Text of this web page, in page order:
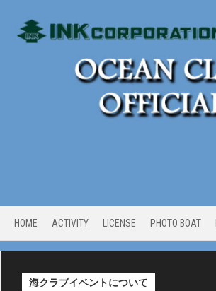
content
HOME ACTIVITY LICENSE PHOTO BOAT
海クラブイベントについて